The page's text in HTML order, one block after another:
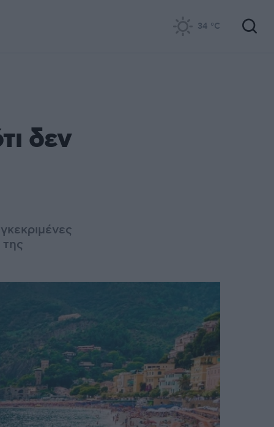
34 °C
δεν